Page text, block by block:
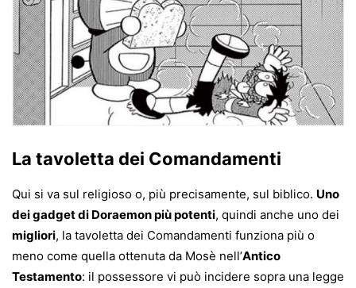
La tavoletta dei Comandamenti
Qui si va sul religioso o, più precisamente, sul biblico. Uno
dei gadget di Doraemon più potenti, quindi anche uno dei
migliori, la tavoletta dei Comandamenti funziona più o
meno come quella ottenuta da Mosè nell’Antico
Testamento: il possessore vi può incidere sopra una legge